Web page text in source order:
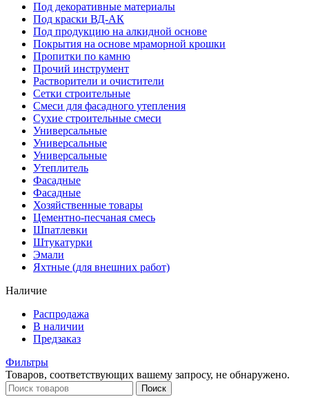
Под декоративные материалы
Под краски ВД-АК
Под продукцию на алкидной основе
Покрытия на основе мраморной крошки
Пропитки по камню
Прочий инструмент
Растворители и очистители
Сетки строительные
Смеси для фасадного утепления
Сухие строительные смеси
Универсальные
Универсальные
Универсальные
Утеплитель
Фасадные
Фасадные
Хозяйственные товары
Цементно-песчаная смесь
Шпатлевки
Штукатурки
Эмали
Яхтные (для внешних работ)
Наличие
Распродажа
В наличии
Предзаказ
Фильтры
Товаров, соответствующих вашему запросу, не обнаружено.
Поиск